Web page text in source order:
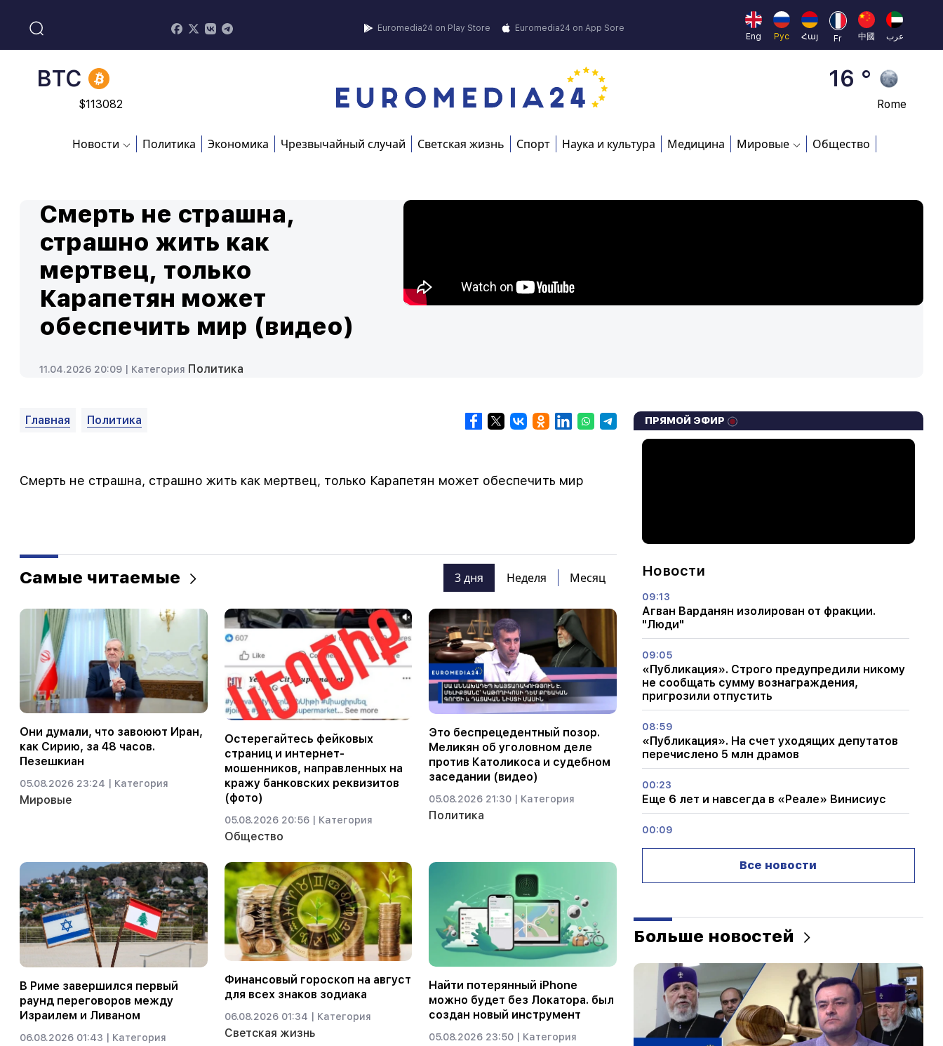
Euromedia24 on Play Store
Euromedia24 on App Sore
Eng
Рус Հայ Fr 中國 عرب BNB
$870.47
BTC
$113082
23 °
Brussels
16 °
Rome
Madrid
Новости Политика Экономика Чрезвычайный случай Светская жизнь Спорт Наука и культура Медицина Мировые Общество
Смерть не страшна,
страшно жить как
мертвец, только
Карапетян может
обеспечить мир (видео)
11.04.2026 20:09 | Категория Политика
Главная Политика
Смерть не страшна, страшно жить как мертвец, только Карапетян может обеспечить мир
Самые читаемые 3 дня Неделя Месяц
Они думали, что завоюют Иран,
как Сирию, за 48 часов.
Пезешкиан
05.08.2026 23:24 | Категория
Мировые
Остерегайтесь фейковых
страниц и интернет-
мошенников, направленных на
кражу банковских реквизитов
(фото)
05.08.2026 20:56 | Категория
Общество
Это беспрецедентный позор.
Меликян об уголовном деле
против Католикоса и судебном
заседании (видео)
05.08.2026 21:30 | Категория
Политика
В Риме завершился первый
раунд переговоров между
Израилем и Ливаном
06.08.2026 01:43 | Категория
Финансовый гороскоп на август
для всех знаков зодиака
06.08.2026 01:34 | Категория
Светская жизнь
Найти потерянный iPhone
можно будет без Локатора. был
создан новый инструмент
05.08.2026 23:50 | Категория
ПРЯМОЙ ЭФИР
Новости
09:13
Агван Варданян изолирован от фракции.
"Люди"
09:05
«Публикация». Строго предупредили никому
не сообщать сумму вознаграждения,
пригрозили отпустить
08:59
«Публикация». На счет уходящих депутатов
перечислено 5 млн драмов
00:23
Еще 6 лет и навсегда в «Реале» Винисиус
00:09
Комитас, Чайковский, Беттинелли и другие:
«Музыкальный мост» в исполнении
арцахского «Вараракна»
22:30
Католикос не должен предстать перед
армянским судом и всё, остальное не
подлежит обсуждению. адвокат (видео)
Все новости
Больше новостей